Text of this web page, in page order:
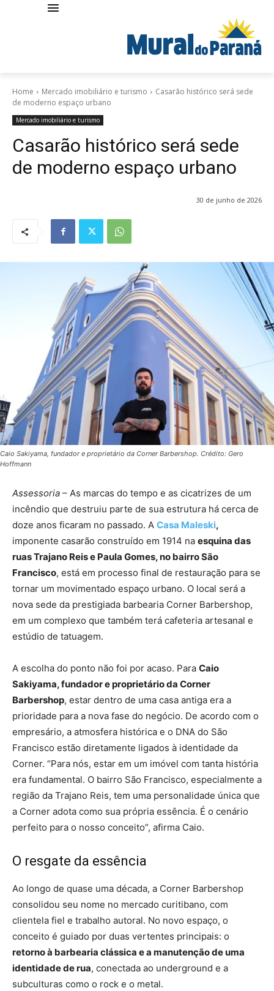
Home Mercado imobiliário e turismo
Casarão histórico será sede
de moderno espaço urbano
Mercado imobiliário e turismo
Casarão histórico será sede
de moderno espaço urbano
30 de junho de 2026
Caio Sakiyama, fundador e proprietário da Corner Barbershop. Crédito: Gero
Hoffmann
Assessoria – As marcas do tempo e as cicatrizes de um
incêndio que destruiu parte de sua estrutura há cerca de
doze anos ficaram no passado. A Casa Maleski,
imponente casarão construído em 1914 na esquina das
ruas Trajano Reis e Paula Gomes, no bairro São
Francisco, está em processo final de restauração para se
tornar um movimentado espaço urbano. O local será a
nova sede da prestigiada barbearia Corner Barbershop,
em um complexo que também terá cafeteria artesanal e
estúdio de tatuagem.
A escolha do ponto não foi por acaso. Para Caio
Sakiyama, fundador e proprietário da Corner
Barbershop, estar dentro de uma casa antiga era a
prioridade para a nova fase do negócio. De acordo com o
empresário, a atmosfera histórica e o DNA do São
Francisco estão diretamente ligados à identidade da
Corner. “Para nós, estar em um imóvel com tanta história
era fundamental. O bairro São Francisco, especialmente a
região da Trajano Reis, tem uma personalidade única que
a Corner adota como sua própria essência. É o cenário
perfeito para o nosso conceito”, afirma Caio.
O resgate da essência
Ao longo de quase uma década, a Corner Barbershop
consolidou seu nome no mercado curitibano, com
clientela fiel e trabalho autoral. No novo espaço, o
conceito é guiado por duas vertentes principais: o
retorno à barbearia clássica e a manutenção de uma
identidade de rua, conectada ao underground e a
subculturas como o rock e o metal.